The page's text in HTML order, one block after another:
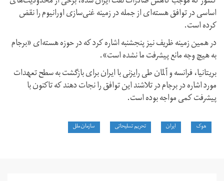
اساسی در توافق هسته‌ای از جمله در زمینه غنی‌سازی اورانیوم را نقض
کرده است.
در همین زمینه ظریف نیز پنجشنبه اشاره کرد که در حوزه هسته‌ای «برجام
به هیچ وجه مانع پیشرفت ما نشده است».
بریتانیا، فرانسه و آلمان طی رایزنی با ایران برای بازگشت به سطح تعهدات
مورد اشاره در برجام در تلاشند این توافق را نجات دهند که تاکنون با
پیشرفت کمی مواجه بوده است.
هوک ایران تحریم تسلیحاتی سازمان ملل